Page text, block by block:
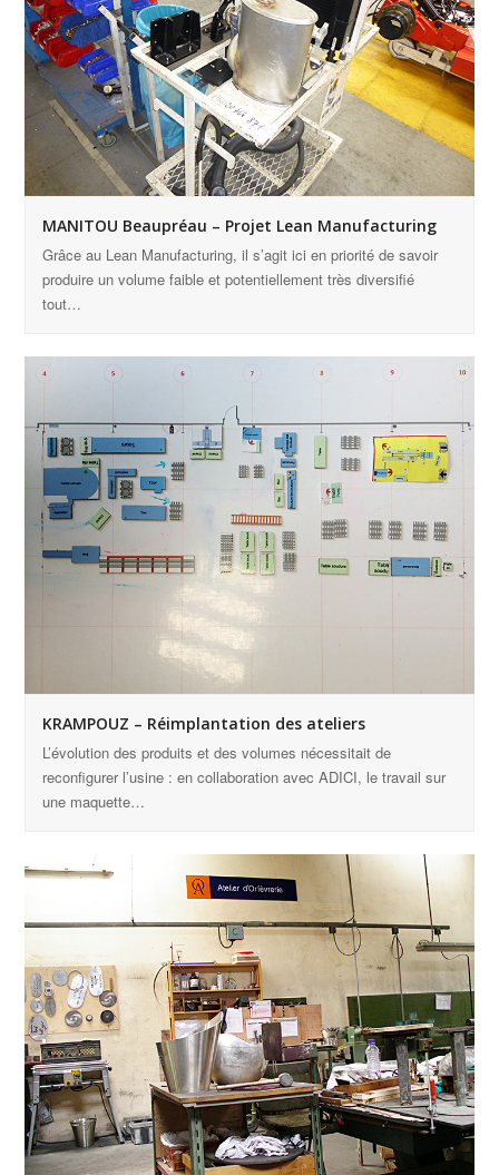
MANITOU Beaupréau – Projet Lean Manufacturing
Grâce au Lean Manufacturing, il s’agit ici en priorité de savoir
produire un volume faible et potentiellement très diversifié
tout…
KRAMPOUZ – Réimplantation des ateliers
L’évolution des produits et des volumes nécessitait de
reconfigurer l’usine : en collaboration avec ADICI, le travail sur
une maquette…